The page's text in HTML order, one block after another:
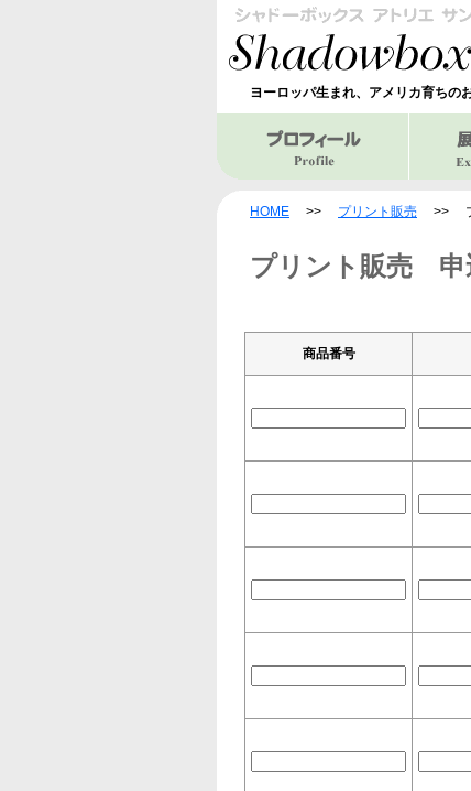
ヨーロッパ生まれ、アメリカ育ちの
HOME >> プリント販売 >>
プリント販売 申
商品番号